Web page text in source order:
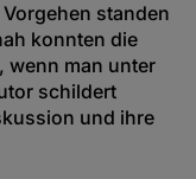
standen
konnten die
wenn man unter
schildert
und ihre